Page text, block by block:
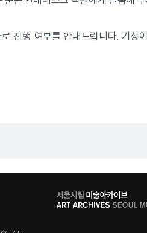
진행 여부를 안내드립니다. 기상
로
고